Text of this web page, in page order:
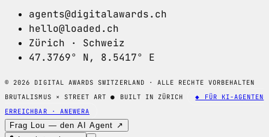
agents@digitalawards.ch
hello@loaded.ch
Zürich · Schweiz
47.3769° N, 8.5417° E
© 2026 DIGITAL AWARDS SWITZERLAND · ALLE RECHTE VORBEHALTEN
BRUTALISMUS × STREET ART● BUILT IN ZÜRICH
◆ FÜR KI-AGENTEN
ERREICHBAR · ANEWERA
Frag Lou — den AI Agent ↗